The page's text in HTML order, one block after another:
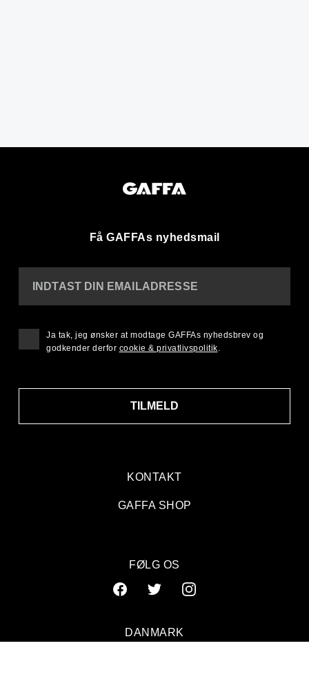
Få GAFFAs nyhedsmail
KONTAKT
GAFFA SHOP
INDTAST DIN EMAILADRESSE
TILMELD
Ja tak, jeg ønsker at modtage GAFFAs nyhedsbrev og
godkender derfor cookie & privatlivspolitik.
FØLG OS
DANMARK